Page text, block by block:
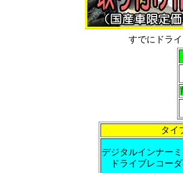
すでにドラ
タイ
デジタルインナー
ドライブレコー